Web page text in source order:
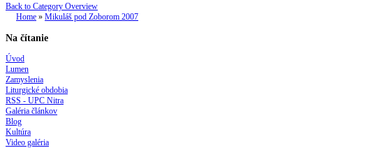
Back to Category Overview
Home » Mikuláš pod Zoborom 2007
Na čítanie
Úvod
Lumen
Zamyslenia
Liturgické obdobia
RSS - UPC Nitra
Galéria článkov
Blog
Kultúra
Video galéria